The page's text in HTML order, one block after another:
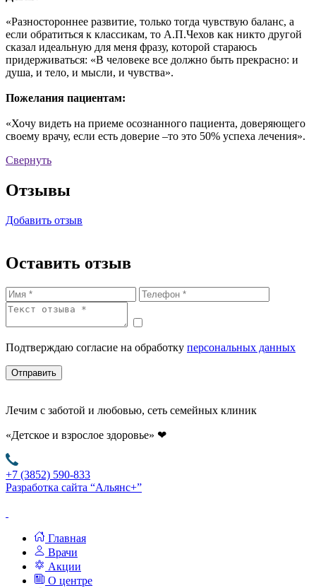
«Разностороннее развитие, только тогда чувствую баланс, а
если обратиться к классикам, то А.П.Чехов как никто другой
сказал идеальную для меня фразу, которой стараюсь
придерживаться: «В человеке все должно быть прекрасно: и
душа, и тело, и мысли, и чувства».
Пожелания пациентам:
«Хочу видеть на приеме осознанного пациента, доверяющего
своему врачу, если есть доверие –то это 50% успеха лечения».
Свернуть
Отзывы
Добавить отзыв
Оставить отзыв
Подтверждаю согласие на обработку персональных данных
Отправить
Лечим с заботой и любовью, сеть семейных клиник
«Детское и взрослое здоровье» ❤
+7 (3852) 590-833
Разработка сайта “Альянс+”
Главная
Врачи
Акции
О центре